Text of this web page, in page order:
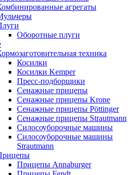
агрегаты
Оборотные плуги
техника
Косилки
Косилки Kemper
Пресс-подборщики
Сенажные прицепы
Сенажные прицепы Krone
Сенажные прицепы Pöttinger
Сенажные прицепы Strautmann
Силосоуборочные машины
Силосоуборочные машины
Strautmann
Прицепы Annaburger